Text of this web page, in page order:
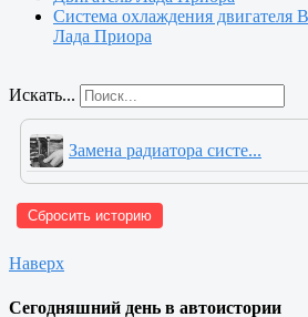
Система охлаждения двигателя
Лада Приора
Искать...
Замена радиатора систе...
Сбросить историю
Наверх
Сегодняшний день в автоистории